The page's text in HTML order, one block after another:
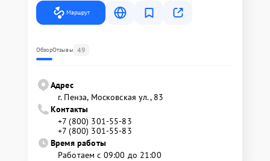
Маршрут
ОбзорОтзывы 49
Адрес
г. Пенза, Московская ул., 83
Контакты
+7 (800) 301-55-83
+7 (800) 301-55-83
Время работы
Работаем с 09:00 до 21:00